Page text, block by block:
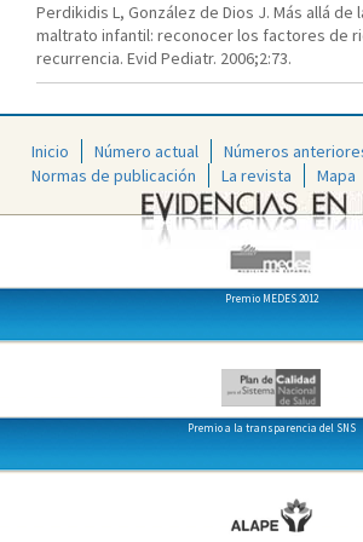
Perdikidis L, González de Dios J. Más allá
maltrato infantil: reconocer los factores de
recurrencia. Evid Pediatr. 2006;2:73.
Inicio Número actual
Números
Normas de publicación
La revista Mapa
Premio MEDES 2012
Premio a la transparencia del SNS